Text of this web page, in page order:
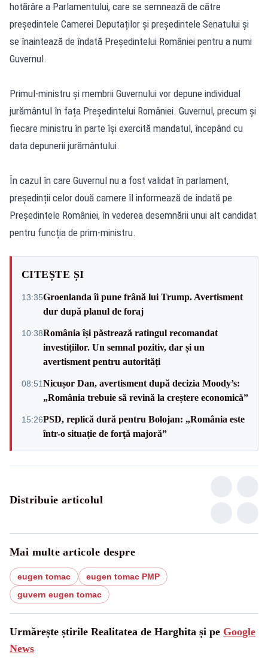
hotărâre a Parlamentului, care se semnează de către
președintele Camerei Deputaților și președintele Senatului și
se înaintează de îndată Președintelui României pentru a numi
Guvernul.
Primul-ministru și membrii Guvernului vor depune individual
jurământul în fața Președintelui României. Guvernul, precum și
fiecare ministru în parte își exercită mandatul, începând cu
data depunerii jurământului.
În cazul în care Guvernul nu a fost validat în parlament,
președinții celor două camere îl informează de îndată pe
Președintele României, în vederea desemnării unui alt candidat
pentru funcția de prim-ministru.
CITEȘTE ȘI
13:35Groenlanda îi pune frână lui Trump. Avertisment
dur după planul de foraj
10:38România își păstrează ratingul recomandat
investițiilor. Un semnal pozitiv, dar și un
avertisment pentru autorități
08:51Nicușor Dan, avertisment după decizia Moody’s:
„România trebuie să revină la creștere economică”
15:26PSD, replică dură pentru Bolojan: „România este
într-o situație de forță majoră”
Distribuie articolul
Mai multe articole despre
eugen tomac
eugen tomac PMP
guvern eugen tomac
Urmărește știrile Realitatea de Harghita și pe Google
News